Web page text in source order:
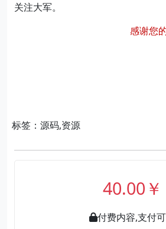
关注大军。
感谢您
标签：源码,资源
40.00￥
付费内容,支付